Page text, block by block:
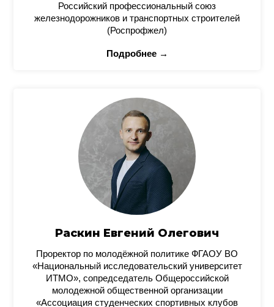
Российский профессиональный союз
железнодорожников и транспортных строителей
(Роспрофжел)
Подробнее →
Раскин Евгений Олегович
Проректор по молодёжной политике ФГАОУ ВО
«Национальный исследовательский университет
ИТМО», сопредседатель Общероссийской
молодежной общественной организации
«Ассоциация студенческих спортивных клубов